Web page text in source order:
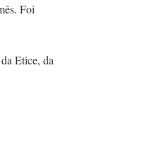
Foi
Etice, da